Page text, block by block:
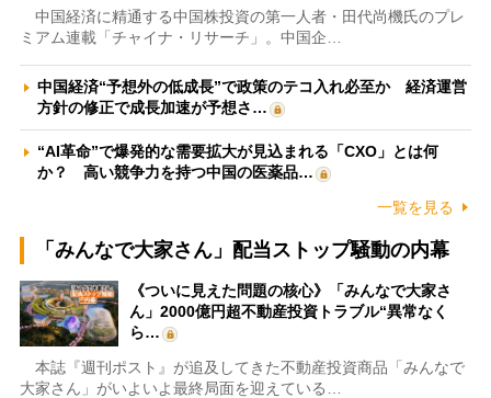
中国経済に精通する中国株投資の第一人者・田代尚機氏のプレ
ミアム連載「チャイナ・リサーチ」。中国企…
中国経済“予想外の低成長”で政策のテコ入れ必至か 経済運営
方針の修正で成長加速が予想さ…
“AI革命”で爆発的な需要拡大が見込まれる「CXO」とは何
か？ 高い競争力を持つ中国の医薬品…
一覧を見る
「みんなで大家さん」配当ストップ騒動の内幕
《ついに見えた問題の核心》「みんなで大家さ
ん」2000億円超不動産投資トラブル“異常なく
ら…
本誌『週刊ポスト』が追及してきた不動産投資商品「みんなで
大家さん」がいよいよ最終局面を迎えている…